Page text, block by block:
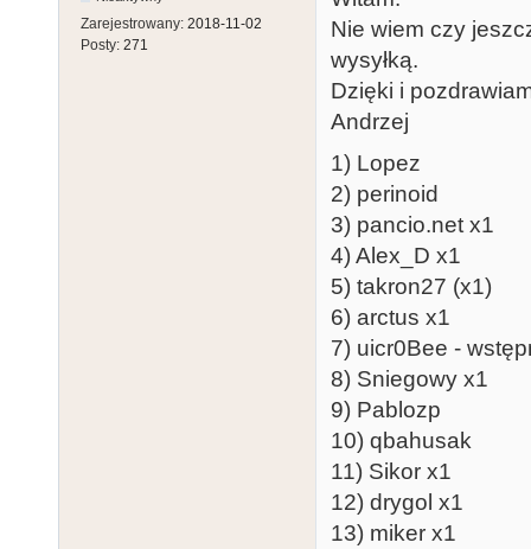
Zarejestrowany: 2018-11-02
Posty: 271
Nie wiem czy
wysyłką.
Dzięki i
Andrzej
1) Lopez
2) perinoid
3) pancio.net x1
4) Alex_D x1
5) takron27 (x1)
6) arctus x1
7) uicr0Bee -
8) Sniegowy x1
9) Pablozp
10) qbahusak
11) Sikor x1
12) drygol x1
13) miker x1